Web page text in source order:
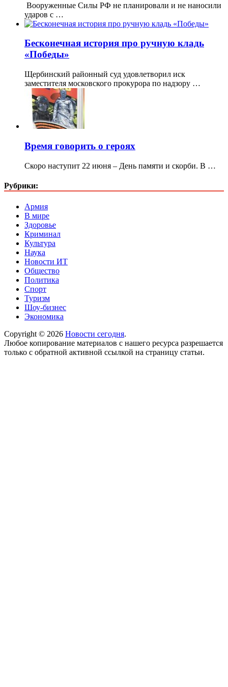
Вооруженные Силы РФ не планировали и не наносили
ударов с …
Бесконечная история про ручную кладь
«Победы»
Щербинский районный суд удовлетворил иск
заместителя московского прокурора по надзору …
Время говорить о героях
Скоро наступит 22 июня – День памяти и скорби. В …
Рубрики:
Армия
В мире
Здоровье
Криминал
Культура
Наука
Новости ИТ
Общество
Политика
Спорт
Туризм
Шоу-бизнес
Экономика
Copyright © 2026 Новости сегодня.
Любое копирование материалов с нашего ресурса разрешается
только с обратной активной ссылкой на страницу статьи.